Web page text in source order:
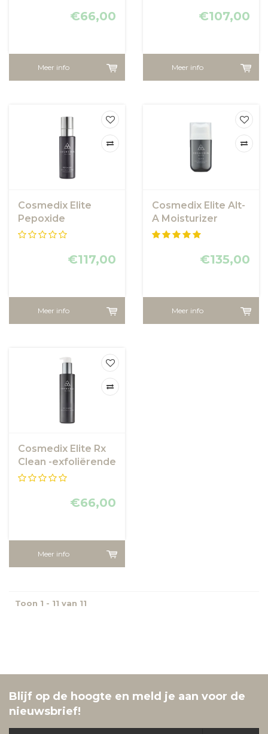
€66,00
Meer info
€107,00
Meer info
Cosmedix Elite
Pepoxide
Moisturizer
€117,00
Meer info
Cosmedix Elite Alt-
A Moisturizer
€135,00
Meer info
Cosmedix Elite Rx
Clean -exfoliërende
reinigingsgel
€66,00
Meer info
Toon 1 - 11 van 11
Blijf op de hoogte en meld je aan voor de
nieuwsbrief!